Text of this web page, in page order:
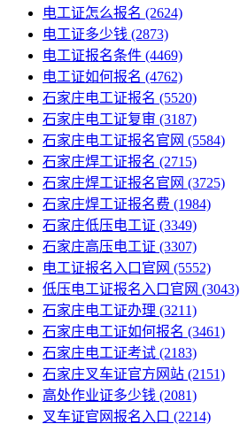
电工证怎么报名 (2624)
电工证多少钱 (2873)
电工证报名条件 (4469)
电工证如何报名 (4762)
石家庄电工证报名 (5520)
石家庄电工证复审 (3187)
石家庄电工证报名官网 (5584)
石家庄焊工证报名 (2715)
石家庄焊工证报名官网 (3725)
石家庄焊工证报名费 (1984)
石家庄低压电工证 (3349)
石家庄高压电工证 (3307)
电工证报名入口官网 (5552)
低压电工证报名入口官网 (3043)
石家庄电工证办理 (3211)
石家庄电工证如何报名 (3461)
石家庄电工证考试 (2183)
石家庄叉车证官方网站 (2151)
高处作业证多少钱 (2081)
叉车证官网报名入口 (2214)